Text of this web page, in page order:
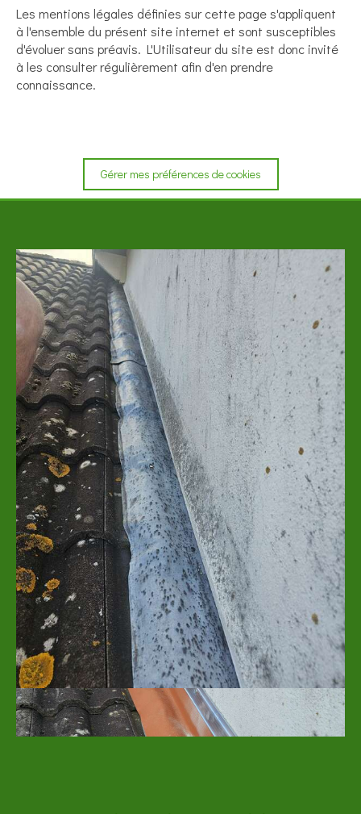
Les mentions légales définies sur cette page s'appliquent
à l'ensemble du présent site internet et sont susceptibles
d'évoluer sans préavis. L'Utilisateur du site est donc invité
à les consulter régulièrement afin d'en prendre
connaissance.
Gérer mes préférences de cookies